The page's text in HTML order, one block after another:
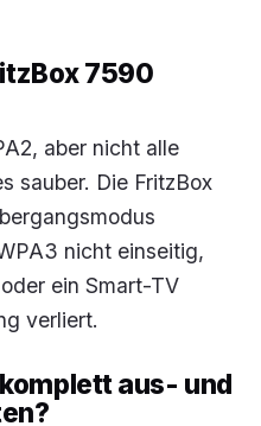
7590
aber nicht alle
sauber. Die FritzBox
nicht einseitig,
ein Smart-TV
verliert.
aus- und